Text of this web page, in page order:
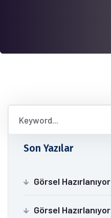
Son Yazılar
Görsel Hazırlanıyor
Görsel Hazırlanıyor